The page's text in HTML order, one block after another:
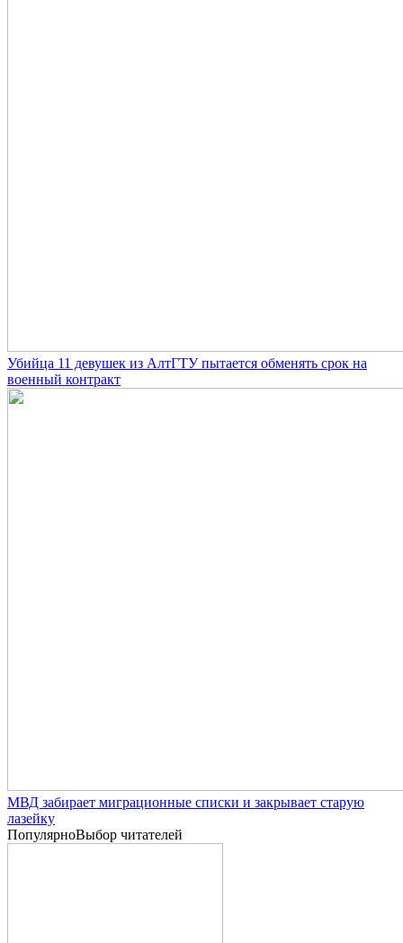
Убийца 11 девушек из АлтГТУ пытается обменять срок на
военный контракт
МВД забирает миграционные списки и закрывает старую
лазейку
ПопулярноВыбор читателей